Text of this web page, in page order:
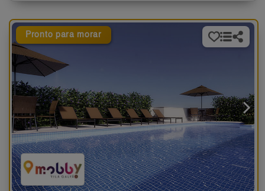
Pronto para morar